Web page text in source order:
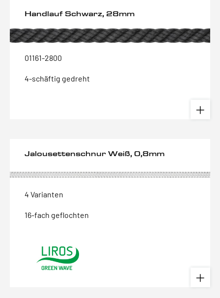
Handlauf Schwarz, 28mm
01161-2800
4-schäftig gedreht
Jalousettenschnur Weiß, 0,8mm
4 Varianten
16-fach geflochten